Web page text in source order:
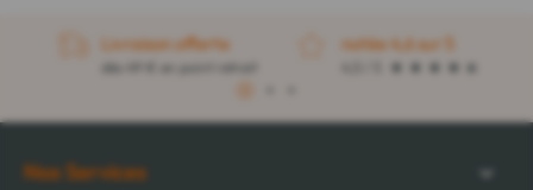
Livraison offerte
dès 49 € en point retrait
notée 4,6 sur 5
1
Nos Services